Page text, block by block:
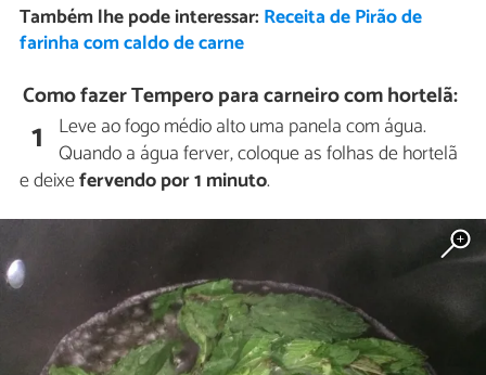
Também lhe pode interessar: Receita de Pirão de
farinha com caldo de carne
Como fazer Tempero para carneiro com hortelã:
1 Leve ao fogo médio alto uma panela com água.
Quando a água ferver, coloque as folhas de hortelã
e deixefervendo por 1 minuto.